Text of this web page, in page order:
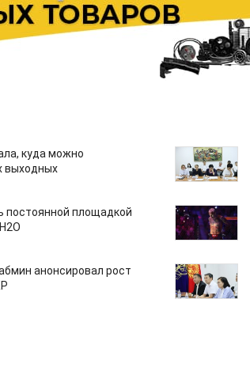
куда можно
выходных
постоянной площадкой
анонсировал рост